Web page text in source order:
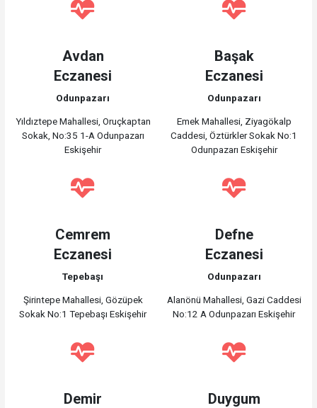
Avdan
Eczanesi
Odunpazarı
Yıldıztepe Mahallesi, Oruçkaptan
Sokak, No:35 1-A Odunpazarı
Eskişehir
Başak
Eczanesi
Odunpazarı
Emek Mahallesi, Ziyagökalp
Caddesi, Öztürkler Sokak No:1
Odunpazarı Eskişehir
Cemrem
Eczanesi
Tepebaşı
Şirintepe Mahallesi, Gözüpek
Sokak No:1 Tepebaşı Eskişehir
Defne
Eczanesi
Odunpazarı
Alanönü Mahallesi, Gazi Caddesi
No:12 A Odunpazarı Eskişehir
Demir
Duygum